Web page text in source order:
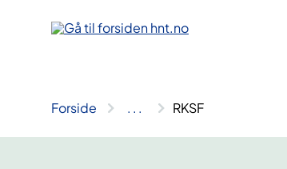
Forside .. . RKSF